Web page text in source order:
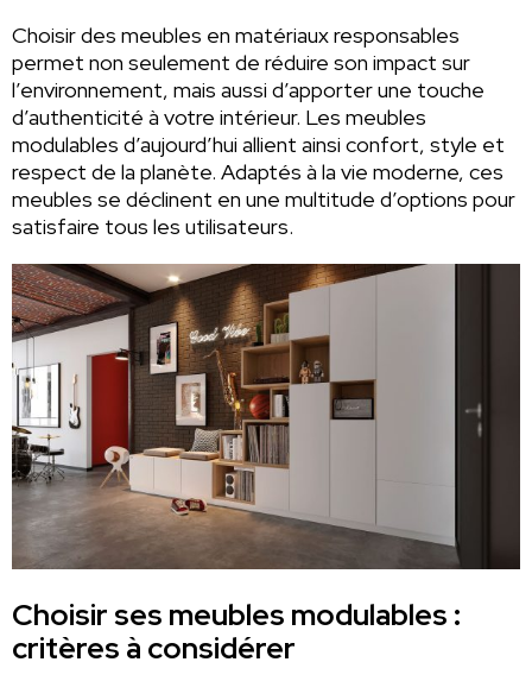
Choisir des meubles en matériaux responsables
permet non seulement de réduire son impact sur
l’environnement, mais aussi d’apporter une touche
d’authenticité à votre intérieur. Les meubles
modulables d’aujourd’hui allient ainsi confort, style et
respect de la planète. Adaptés à la vie moderne, ces
meubles se déclinent en une multitude d’options pour
satisfaire tous les utilisateurs.
Choisir ses meubles modulables :
critères à considérer